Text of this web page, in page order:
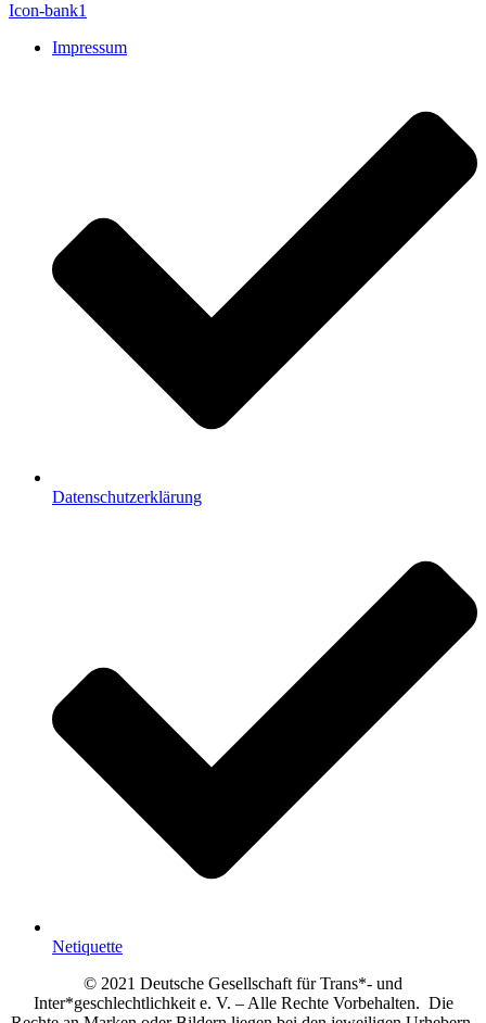
Icon-bank1
Impressum
Datenschutzerklärung
Netiquette
© 2021 Deutsche Gesellschaft für Trans*- und
Inter*geschlechtlichkeit e. V. – Alle Rechte Vorbehalten. Die